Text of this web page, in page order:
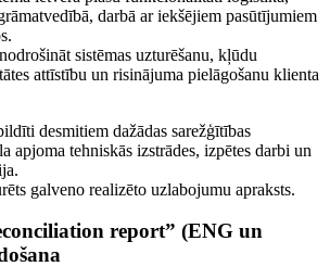
darbā ar iekšējiem pasūtījumiem
sistēmas uzturēšanu, kļūdu
attīstību un risinājuma pielāgošanu klienta
desmitiem dažādas sarežģītības
apjoma tehniskās izstrādes, izpētes darbi un
galveno realizēto uzlabojumu apraksts.
report” (ENG un